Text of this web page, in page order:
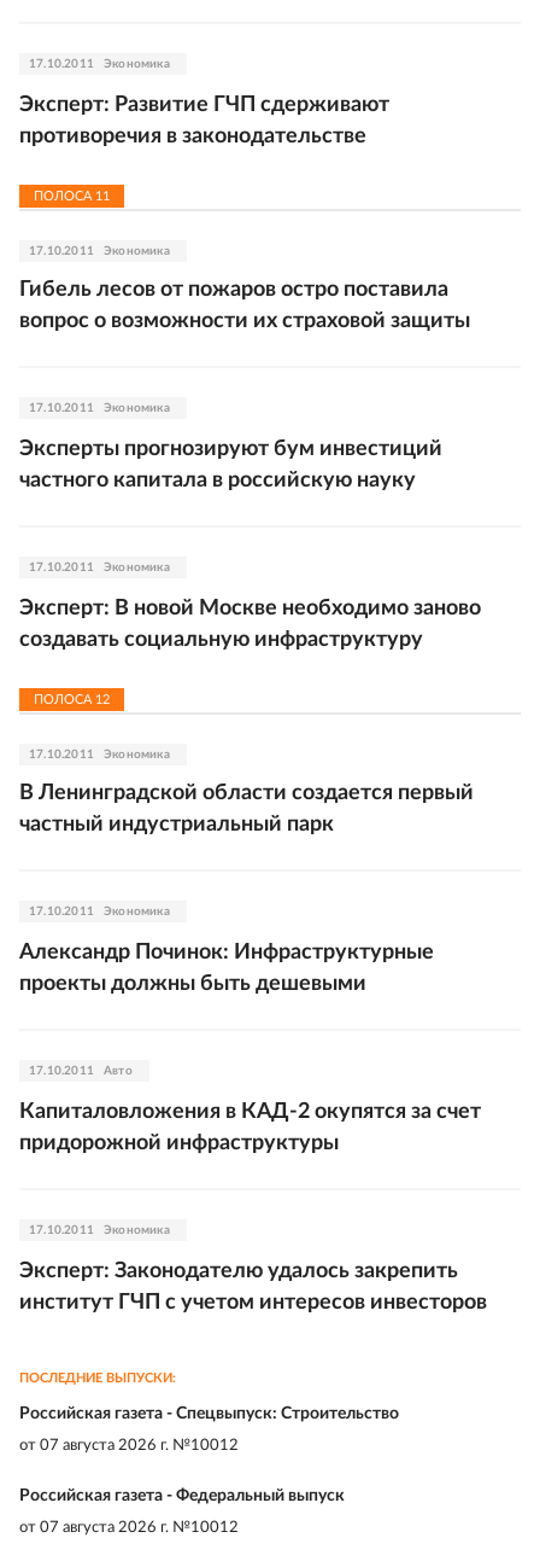
17.10.2011 Экономика
Эксперт: Развитие ГЧП сдерживают
противоречия в законодательстве
ПОЛОСА 11
17.10.2011 Экономика
Гибель лесов от пожаров остро поставила
вопрос о возможности их страховой защиты
17.10.2011 Экономика
Эксперты прогнозируют бум инвестиций
частного капитала в российскую науку
17.10.2011 Экономика
Эксперт: В новой Москве необходимо заново
создавать социальную инфраструктуру
ПОЛОСА 12
17.10.2011 Экономика
В Ленинградской области создается первый
частный индустриальный парк
17.10.2011 Экономика
Александр Починок: Инфраструктурные
проекты должны быть дешевыми
17.10.2011 Авто
Капиталовложения в КАД-2 окупятся за счет
придорожной инфраструктуры
17.10.2011 Экономика
Эксперт: Законодателю удалось закрепить
институт ГЧП с учетом интересов инвесторов
ПОСЛЕДНИЕ ВЫПУСКИ:
Российская газета - Спецвыпуск: Строительство
от 07 августа 2026 г. №10012
Российская газета - Федеральный выпуск
от 07 августа 2026 г. №10012